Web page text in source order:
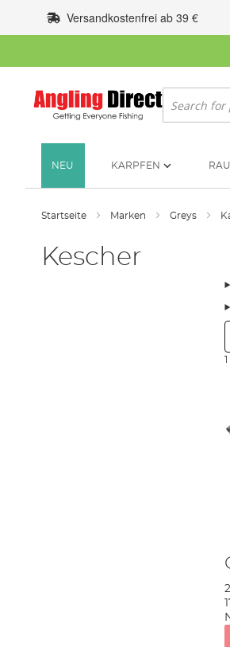
Inhalt
springen
Versandkostenfrei ab 39 €
Suche
NEU KARPFEN
Startseite Marken Greys
Kescher